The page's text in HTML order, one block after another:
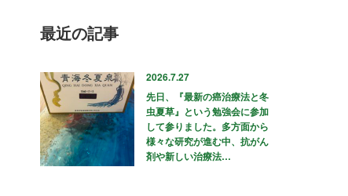
最近の記事
2026.7.27
先日、『最新の癌治療法と冬
虫夏草』という勉強会に参加
して参りました。多方面から
様々な研究が進む中、抗がん
剤や新しい治療法…